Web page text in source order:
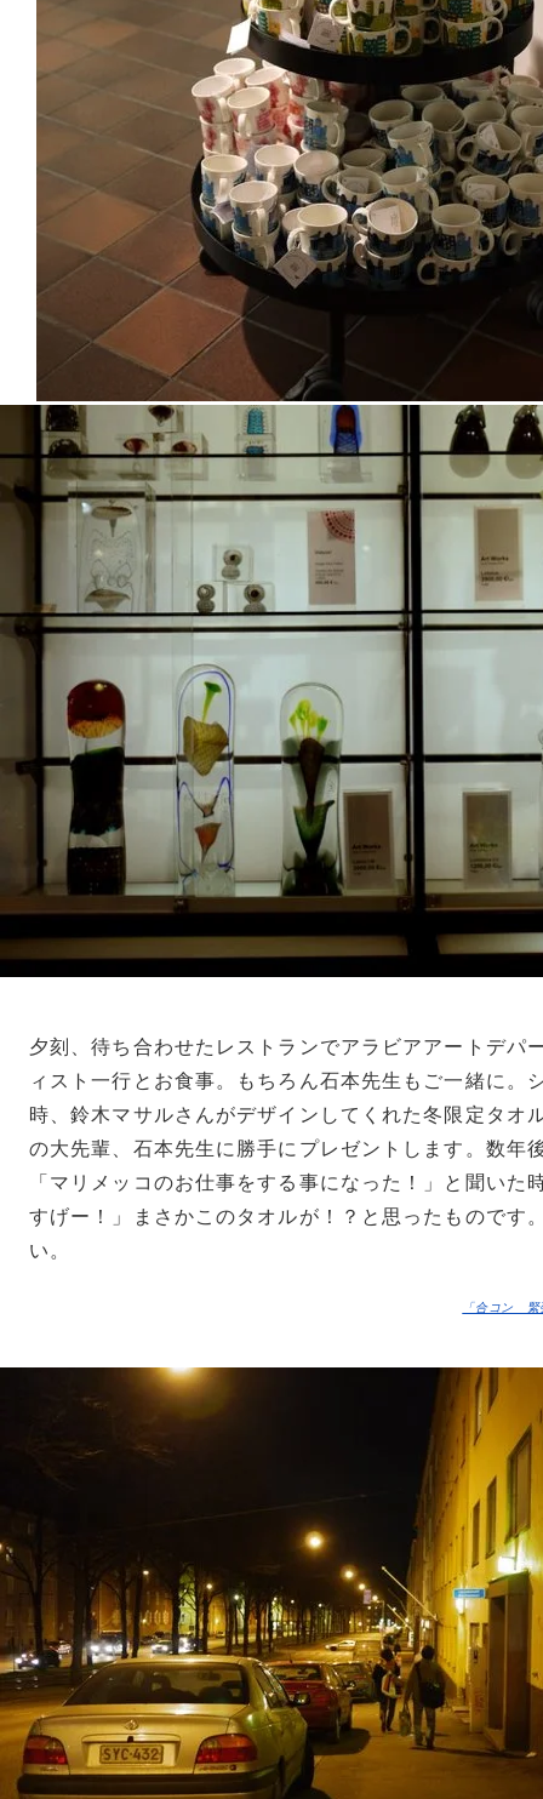
夕刻、待ち合わせたレストランでアラビアアートデパ
ィスト一行とお食事。もちろん石本先生もご一緒に。
時、鈴木マサルさんがデザインしてくれた冬限定タオ
の大先輩、石本先生に勝手にプレゼントします。数年
「マリメッコのお仕事をする事になった！」と聞いた
すげー！」まさかこのタオルが！？と思ったものです
い。
「合コン 緊